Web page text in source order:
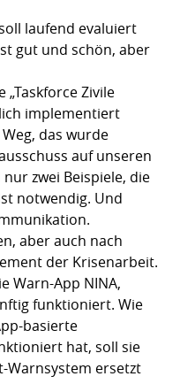
laufend evaluiert
gut und schön, aber
Zivile
implementiert
das wurde
auf unseren
zwei Beispiele, die
notwendig. Und
aber auch nach
der Krisenarbeit.
Warn-App NINA,
funktioniert. Wie
basierte
hat, soll sie
Warnsystem ersetzt